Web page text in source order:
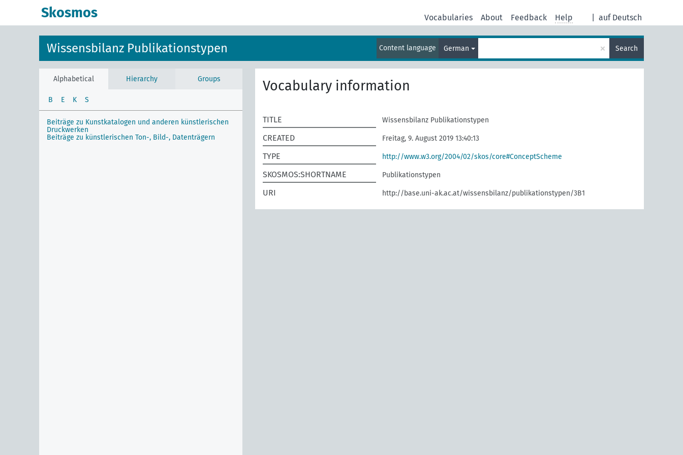
Skosmos auf Deutsch
Vocabularies About Feedback Help
Wissensbilanz Publikationstypen Content language German × Search
Alphabetical Hierarchy Groups
B E K S
Beiträge zu Kunstkatalogen und anderen künstlerischen
Druckwerken
Beiträge zu künstlerischen Ton-, Bild-, Datenträgern
Vocabulary information
TITLE Wissensbilanz Publikationstypen
CREATED Freitag, 9. August 2019 13:40:13
TYPE http://www.w3.org/2004/02/skos/core#ConceptScheme
SKOSMOS:SHORTNAME Publikationstypen
URI http://base.uni-ak.ac.at/wissensbilanz/publikationstypen/3B1